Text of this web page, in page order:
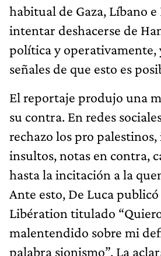
habitual de Gaza, Líbano e
intentar deshacerse de
política y operativamente,
señales de que esto es
El reportaje produjo una
su contra. En redes
rechazo los pro
insultos, notas en contra,
hasta la incitación a la
Ante esto, De Luca
Libération titulado
malentendido sobre mi
palabra sionismo”. La